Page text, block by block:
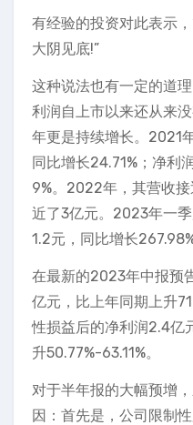
有经验的投资对此表示
大阴见底!”
这种说法也有一定的道
利润自上市以来还从来
年更是持续增长。2021
同比增长24.71%；净利
9%。2022年，其营收
近了3亿元。2023年一
1.2元，同比增长267.98%
在最新的2023年中报预
亿元，比上年同期上升
性损益后的净利润2.4亿
升50.77%-63.11%。
对于半年报的大幅预增
因：首先是，公司限制